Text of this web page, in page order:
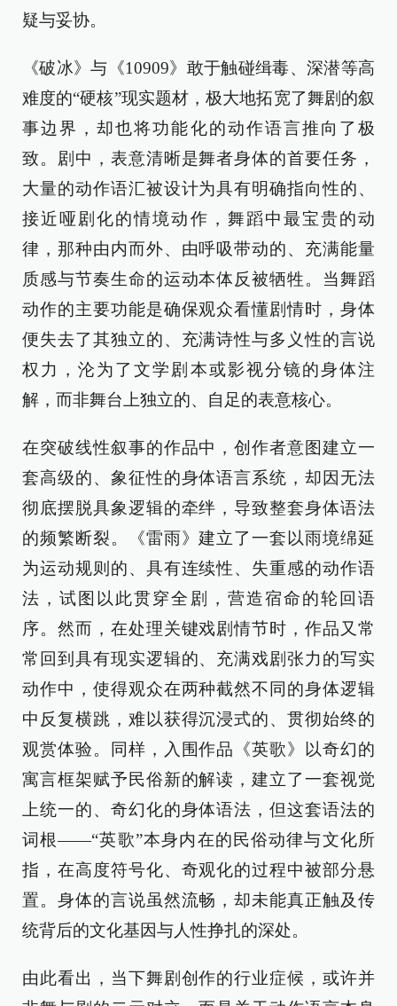
疑与妥协。
《破冰》与《10909》敢于触碰缉毒、深潜等高
难度的“硬核”现实题材，极大地拓宽了舞剧的叙
事边界，却也将功能化的动作语言推向了极
致。剧中，表意清晰是舞者身体的首要任务，
大量的动作语汇被设计为具有明确指向性的、
接近哑剧化的情境动作，舞蹈中最宝贵的动
律，那种由内而外、由呼吸带动的、充满能量
质感与节奏生命的运动本体反被牺牲。当舞蹈
动作的主要功能是确保观众看懂剧情时，身体
便失去了其独立的、充满诗性与多义性的言说
权力，沦为了文学剧本或影视分镜的身体注
解，而非舞台上独立的、自足的表意核心。
在突破线性叙事的作品中，创作者意图建立一
套高级的、象征性的身体语言系统，却因无法
彻底摆脱具象逻辑的牵绊，导致整套身体语法
的频繁断裂。《雷雨》建立了一套以雨境绵延
为运动规则的、具有连续性、失重感的动作语
法，试图以此贯穿全剧，营造宿命的轮回语
序。然而，在处理关键戏剧情节时，作品又常
常回到具有现实逻辑的、充满戏剧张力的写实
动作中，使得观众在两种截然不同的身体逻辑
中反复横跳，难以获得沉浸式的、贯彻始终的
观赏体验。同样，入围作品《英歌》以奇幻的
寓言框架赋予民俗新的解读，建立了一套视觉
上统一的、奇幻化的身体语法，但这套语法的
词根——“英歌”本身内在的民俗动律与文化所
指，在高度符号化、奇观化的过程中被部分悬
置。身体的言说虽然流畅，却未能真正触及传
统背后的文化基因与人性挣扎的深处。
由此看出，当下舞剧创作的行业症候，或许并